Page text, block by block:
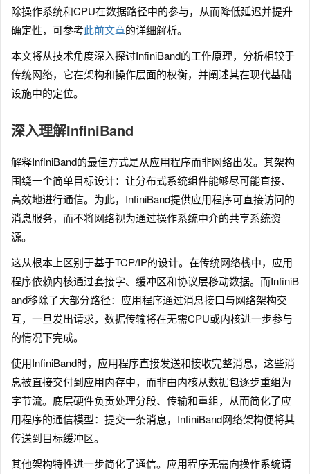
除操作系统和CPU在数据路径中的参与，从而降低延迟并提升
确定性，可参考此前文章的详细解析。
本文将从技术角度深入探讨InfiniBand的工作原理，分析相较于
传统网络，它在架构和操作层面的权衡，并阐述其在现代基础
设施中的定位。
深入理解InfiniBand
解释InfiniBand的最佳方式是从应用程序而非网络出发。其架构
围绕一个简单目标设计：让分布式系统组件能够尽可能直接、
高效地进行通信。为此，InfiniBand提供应用程序可直接访问的
消息服务，而不将网络视为通过操作系统中介的共享系统资
源。
这从根本上区别于基于TCP/IP的设计。在传统网络栈中，应用
程序依赖内核通过套接字、缓冲区和协议层移动数据。而InfiniB
and移除了大部分路径：应用程序通过消息接口与网络架构交
互，一旦发出请求，数据传输将在无需CPU或内核进一步参与
的情况下完成。
使用InfiniBand时，应用程序直接发送和接收完整消息，这些消
息被直接交付到应用内存中，而非由内核从数据包逐步重组为
字节流。底层硬件负责处理分段、传输和重组，从而简化了应
用程序的通信模型：提交一条消息，InfiniBand网络架构便将其
传送到目标缓冲区。
其他架构特性进一步简化了通信。应用程序无需向操作系统请